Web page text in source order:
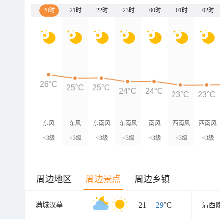
20时 21时 22时 23时 00时 01时 02时
东风
<3级
东风
<3级
东南风
<3级
东南风
<3级
南风
<3级
西南风
<3级
西南风
<3级
26°C 25°C 25°C 24°C 24°C 23°C 23°C
周边地区 周边景点 周边乡镇
满城汉墓 21 / 29°C 清西